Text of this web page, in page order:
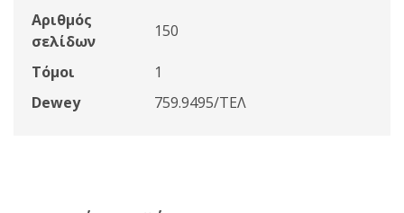
Αριθμός
σελίδων
150
Τόμοι
1
Dewey
759.9495/ΤΕΛ